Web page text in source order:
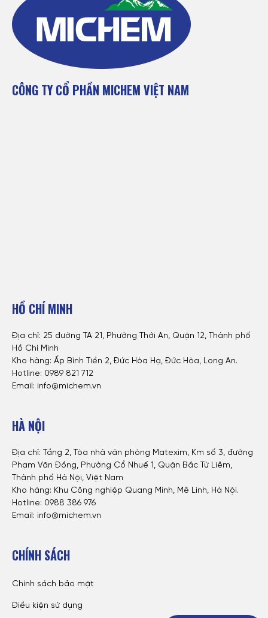
CÔNG TY CỔ PHẦN MICHEM VIỆT NAM
HỒ CHÍ MINH
Địa chỉ: 25 đường TA 21, Phường Thới An, Quận 12, Thành phố
Hồ Chí Minh
Kho hàng: Ấp Bình Tiền 2, Đức Hòa Hạ, Đức Hòa, Long An.
Hotline: 0989 821 712
Email: info@michem.vn
HÀ NỘI
Địa chỉ: Tầng 2, Tòa nhà văn phòng Matexim, Km số 3, đường
Phạm Văn Đồng, Phường Cổ Nhuế 1, Quận Bắc Từ Liêm,
Thành phố Hà Nội, Việt Nam
Kho hàng: Khu Công nghiệp Quang Minh, Mê Linh, Hà Nội.
Hotline: 0988 386 976
Email: info@michem.vn
CHÍNH SÁCH
Chính sách bảo mật
Điều kiện sử dụng